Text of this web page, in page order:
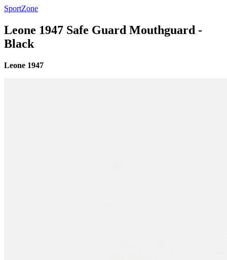
SportZone
Leone 1947 Safe Guard Mouthguard -
Black
Leone 1947